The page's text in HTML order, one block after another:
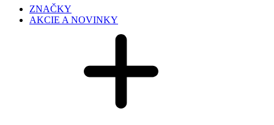
ZNAČKY
AKCIE A NOVINKY